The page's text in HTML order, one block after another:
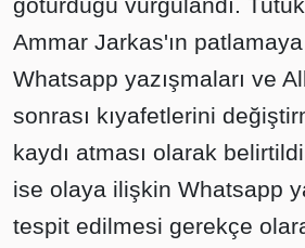
Ammar Jarkas'ın
Whatsapp yazışmaları ve
sonrası kıyafetlerini
kaydı atması olarak
ise olaya ilişkin Whatsapp
tespit edilmesi gerekçe